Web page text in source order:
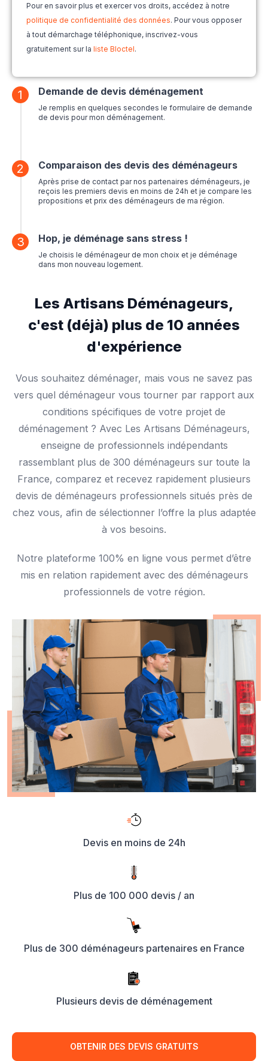
Pour en savoir plus et exercer vos droits, accédez à notre
politique de confidentialité des données. Pour vous opposer
à tout démarchage téléphonique, inscrivez-vous
gratuitement sur la liste Bloctel.
1 Demande de devis déménagement
Je remplis en quelques secondes le formulaire de demande
de devis pour mon déménagement.
2 Comparaison des devis des déménageurs
Après prise de contact par nos partenaires déménageurs, je
reçois les premiers devis en moins de 24h et je compare les
propositions et prix des déménageurs de ma région.
3 Hop, je déménage sans stress !
Je choisis le déménageur de mon choix et je déménage
dans mon nouveau logement.
Les Artisans Déménageurs,
c'est (déjà) plus de 10 années
d'expérience
Vous souhaitez déménager, mais vous ne savez pas
vers quel déménageur vous tourner par rapport aux
conditions spécifiques de votre projet de
déménagement ? Avec Les Artisans Déménageurs,
enseigne de professionnels indépendants
rassemblant plus de 300 déménageurs sur toute la
France, comparez et recevez rapidement plusieurs
devis de déménageurs professionnels situés près de
chez vous, afin de sélectionner l’offre la plus adaptée
à vos besoins.
Notre plateforme 100% en ligne vous permet d’être
mis en relation rapidement avec des déménageurs
professionnels de votre région.
Devis en moins de 24h
Plus de 100 000 devis / an
Plus de 300 déménageurs partenaires en France
Plusieurs devis de déménagement
OBTENIR DES DEVIS GRATUITS